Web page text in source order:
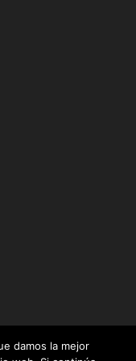
damos la mejor